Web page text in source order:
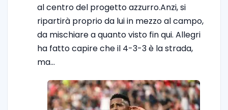
al centro del progetto azzurro.Anzi, si
ripartirà proprio da lui in mezzo al campo,
da mischiare a quanto visto fin qui. Allegri
ha fatto capire che il 4-3-3 è la strada,
ma…